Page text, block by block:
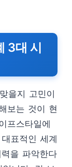
3대 시
을지 고민이
보는 것이 현
프스타일에
표적인 세계
을 파악한다